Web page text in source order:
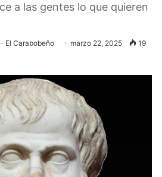
a las gentes lo que quieren
El Carabobeño marzo 22, 2025 19